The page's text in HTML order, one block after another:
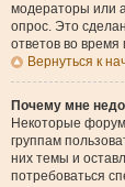
модераторы или
опрос. Это
ответов во время
Вернуться к
Почему мне
Некоторые
группам
них темы и
потребоваться